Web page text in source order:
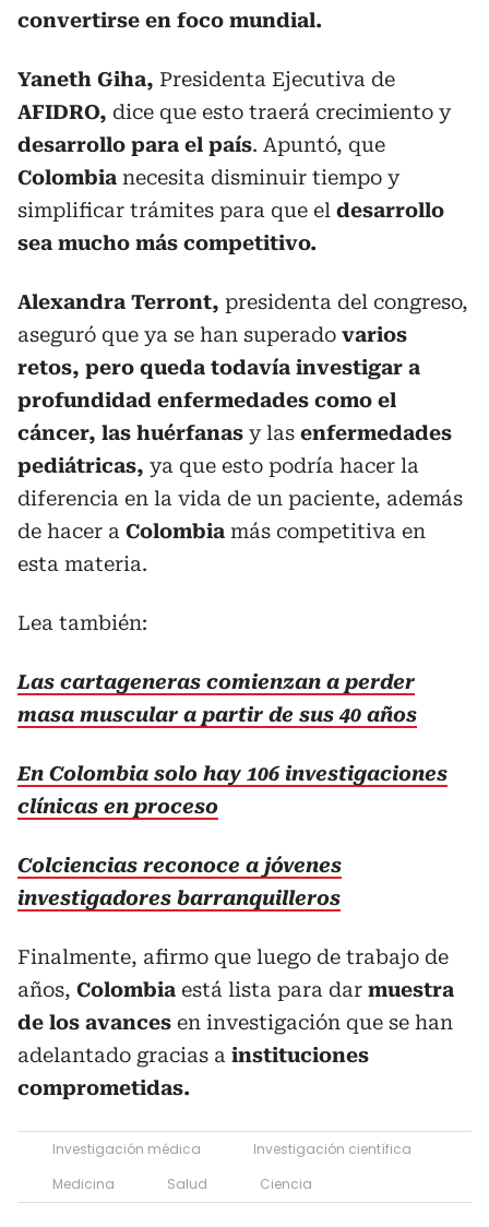
convertirse en foco mundial.
Yaneth Giha, Presidenta Ejecutiva de
AFIDRO, dice que esto traerá crecimiento y
desarrollo para el país. Apuntó, que
Colombia necesita disminuir tiempo y
simplificar trámites para que el desarrollo
sea mucho más competitivo.
Alexandra Terront, presidenta del congreso,
aseguró que ya se han superado varios
retos, pero queda todavía investigar a
profundidad enfermedades como el
cáncer, las huérfanas y las enfermedades
pediátricas, ya que esto podría hacer la
diferencia en la vida de un paciente, además
de hacer a Colombia más competitiva en
esta materia.
Lea también:
Las cartageneras comienzan a perder
masa muscular a partir de sus 40 años
En Colombia solo hay 106 investigaciones
clínicas en proceso
Colciencias reconoce a jóvenes
investigadores barranquilleros
Finalmente, afirmo que luego de trabajo de
años, Colombia está lista para dar muestra
de los avances en investigación que se han
adelantado gracias a instituciones
comprometidas.
Investigación médica
Investigación científica
Medicina
Salud Ciencia